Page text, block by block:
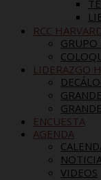
RCC
GRUPO
LIDERAZGO
ENCUESTA
AGENDA
VIDEOS